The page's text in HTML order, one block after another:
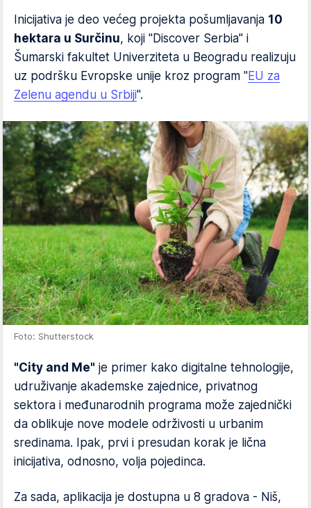
Inicijativa je deo većeg projekta pošumljavanja 10
hektara u Surčinu, koji "Discover Serbia" i
Šumarski fakultet Univerziteta u Beogradu realizuju
uz podršku Evropske unije kroz program "EU za
Zelenu agendu u Srbiji".
Foto: Shutterstock
"City and Me" je primer kako digitalne tehnologije,
udruživanje akademske zajednice, privatnog
sektora i međunarodnih programa može zajednički
da oblikuje nove modele održivosti u urbanim
sredinama. Ipak, prvi i presudan korak je lična
inicijativa, odnosno, volja pojedinca.
Za sada, aplikacija je dostupna u 8 gradova - Niš,